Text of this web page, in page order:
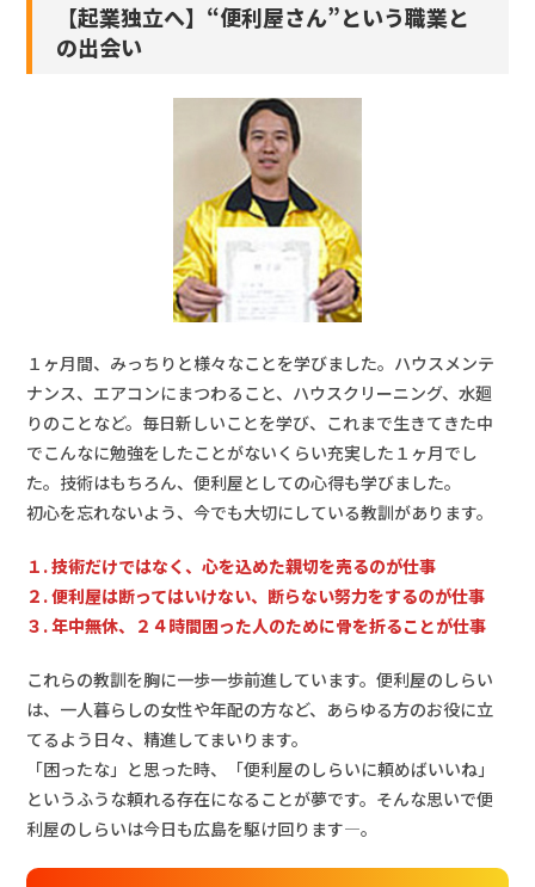
【起業独立へ】“便利屋さん”という職業と
の出会い
１ヶ月間、みっちりと様々なことを学びました。ハウスメンテ
ナンス、エアコンにまつわること、ハウスクリーニング、水廻
りのことなど。毎日新しいことを学び、これまで生きてきた中
でこんなに勉強をしたことがないくらい充実した１ヶ月でし
た。技術はもちろん、便利屋としての心得も学びました。
初心を忘れないよう、今でも大切にしている教訓があります。
１. 技術だけではなく、心を込めた親切を売るのが仕事
２. 便利屋は断ってはいけない、断らない努力をするのが仕事
３. 年中無休、２４時間困った人のために骨を折ることが仕事
これらの教訓を胸に一歩一歩前進しています。便利屋のしらい
は、一人暮らしの女性や年配の方など、あらゆる方のお役に立
てるよう日々、精進してまいります。
「困ったな」と思った時、「便利屋のしらいに頼めばいいね」
というふうな頼れる存在になることが夢です。そんな思いで便
利屋のしらいは今日も広島を駆け回ります―。